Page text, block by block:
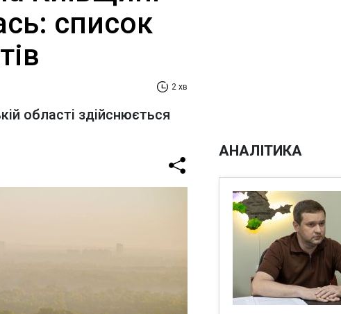
список
2 хв
області здійснюється
АНАЛІТИКА